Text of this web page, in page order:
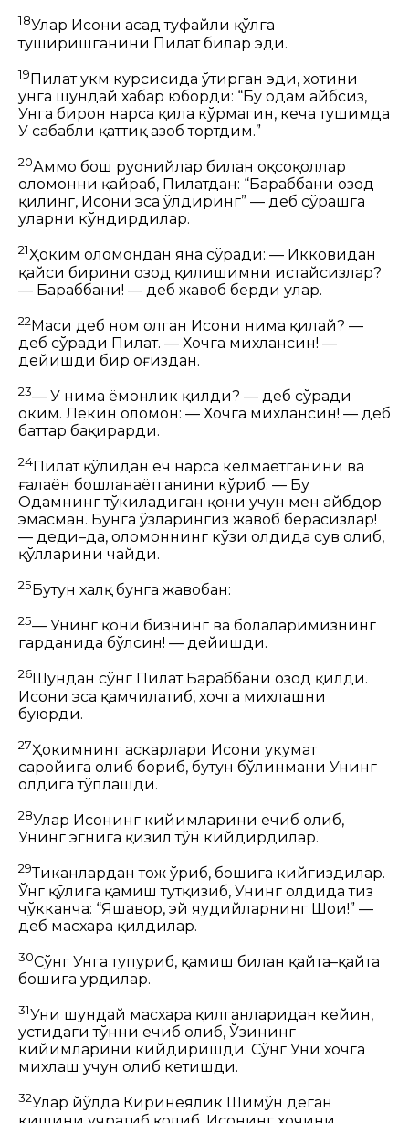
18Улар Исони ҳасад туфайли қўлга
туширишганини Пилат билар эди.
19Пилат ҳукм курсисида ўтирган эди, хотини
унга шундай хабар юборди: “Бу одам айбсиз,
Унга бирон нарса қила кўрмагин, кеча тушимда
У сабабли қаттиқ азоб тортдим.”
20Аммо бош руҳонийлар билан оқсоқоллар
оломонни қайраб, Пилатдан: “Бараббани озод
қилинг, Исони эса ўлдиринг” — деб сўрашга
уларни кўндирдилар.
21Ҳоким оломондан яна сўради: — Икковидан
қайси бирини озод қилишимни истайсизлар?
— Бараббани! — деб жавоб берди улар.
22Масиҳ деб ном олган Исони нима қилай? —
деб сўради Пилат. — Хочга михлансин! —
дейишди бир оғиздан.
23— У нима ёмонлик қилди? — деб сўради
ҳоким. Лекин оломон: — Хочга михлансин! — деб
баттар бақирарди.
24Пилат қўлидан ҳеч нарса келмаётганини ва
ғалаён бошланаётганини кўриб: — Бу
Одамнинг тўкиладиган қони учун мен айбдор
эмасман. Бунга ўзларингиз жавоб берасизлар!
— деди–да, оломоннинг кўзи олдида сув олиб,
қўлларини чайди.
25Бутун халқ бунга жавобан:
25— Унинг қони бизнинг ва болаларимизнинг
гарданида бўлсин! — дейишди.
26Шундан сўнг Пилат Бараббани озод қилди.
Исони эса қамчилатиб, хочга михлашни
буюрди.
27Ҳокимнинг аскарлари Исони ҳукумат
саройига олиб бориб, бутун бўлинмани Унинг
олдига тўплашди.
28Улар Исонинг кийимларини ечиб олиб,
Унинг эгнига қизил тўн кийдирдилар.
29Тиканлардан тож ўриб, бошига кийгиздилар.
Ўнг қўлига қамиш тутқизиб, Унинг олдида тиз
чўкканча: “Яшавор, эй яҳудийларнинг Шоҳи!” —
деб масхара қилдилар.
30Сўнг Унга тупуриб, қамиш билан қайта–қайта
бошига урдилар.
31Уни шундай масхара қилганларидан кейин,
устидаги тўнни ечиб олиб, Ўзининг
кийимларини кийдиришди. Сўнг Уни хочга
михлаш учун олиб кетишди.
32Улар йўлда Киринеялик Шимўн деган